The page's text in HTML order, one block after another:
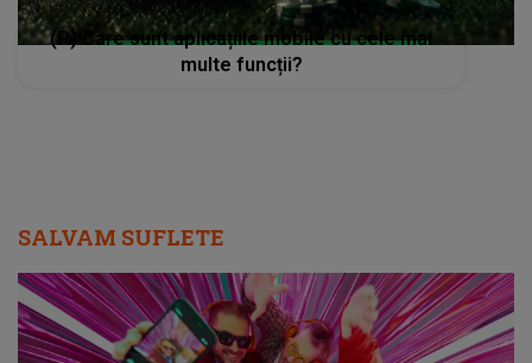
(P) Care sunt aplicațiile mobile cu cele mai
multe funcții?
SALVAM SUFLETE